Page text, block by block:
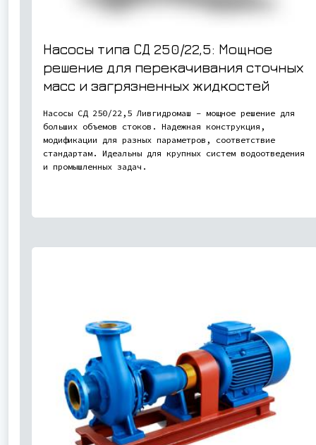
Насосы типа СД 250/22,5: Мощное
решение для перекачивания сточных
масс и загрязненных жидкостей
Насосы СД 250/22,5 Ливгидромаш – мощное решение для
больших объемов стоков. Надежная конструкция,
модификации для разных параметров, соответствие
стандартам. Идеальны для крупных систем водоотведения
и промышленных задач.